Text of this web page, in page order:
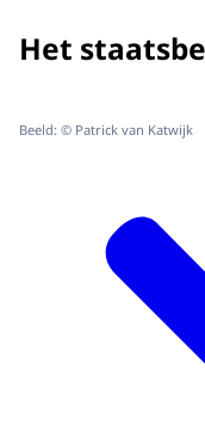
Het
Beeld: © Patrick van Katwijk